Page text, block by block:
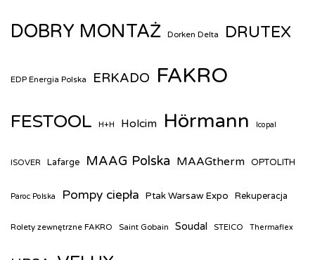
DOBRY MONTAŻ Dorken Delta DRUTEX
EDP Energia Polska ERKADO FAKRO
FESTOOL H+H Holcim Hörmann Icopal
ISOVER Lafarge MAAG Polska MAAGtherm OPTOLITH
Paroc Polska Pompy ciepła Ptak Warsaw Expo Rekuperacja
Rolety zewnętrzne FAKRO Saint Gobain Soudal STEICO Thermaflex